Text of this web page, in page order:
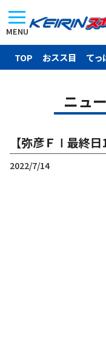
MENU
TOP おスス目 てっ
ニュ
【弥彦ＦⅠ最終
2022/7/14